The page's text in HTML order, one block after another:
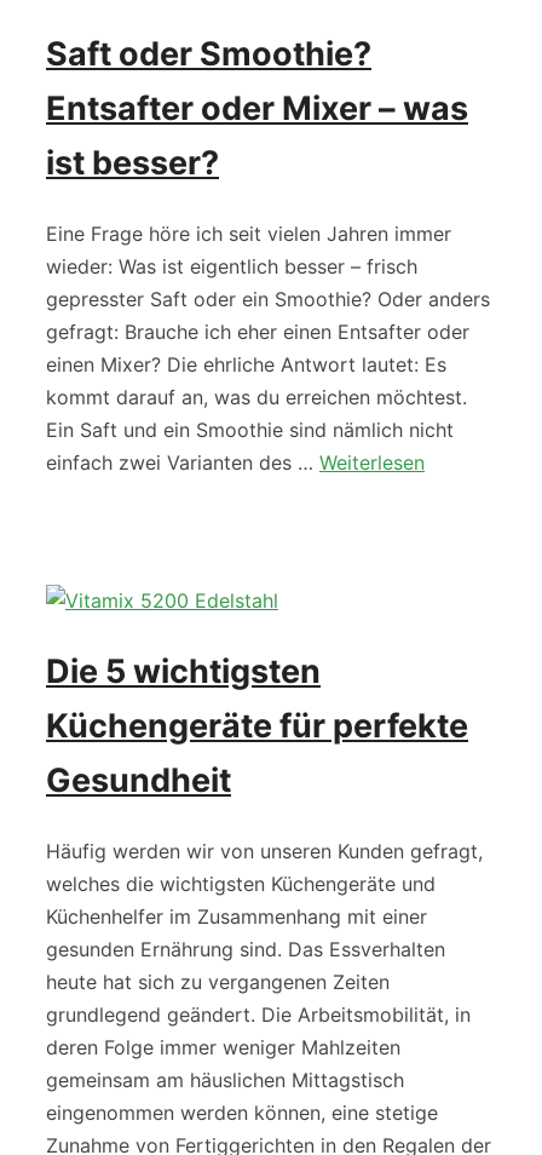
Saft oder Smoothie?
Entsafter oder Mixer – was
ist besser?
Eine Frage höre ich seit vielen Jahren immer
wieder: Was ist eigentlich besser – frisch
gepresster Saft oder ein Smoothie? Oder anders
gefragt: Brauche ich eher einen Entsafter oder
einen Mixer? Die ehrliche Antwort lautet: Es
kommt darauf an, was du erreichen möchtest.
Ein Saft und ein Smoothie sind nämlich nicht
einfach zwei Varianten des … Weiterlesen
Die 5 wichtigsten
Küchengeräte für perfekte
Gesundheit
Häufig werden wir von unseren Kunden gefragt,
welches die wichtigsten Küchengeräte und
Küchenhelfer im Zusammenhang mit einer
gesunden Ernährung sind. Das Essverhalten
heute hat sich zu vergangenen Zeiten
grundlegend geändert. Die Arbeitsmobilität, in
deren Folge immer weniger Mahlzeiten
gemeinsam am häuslichen Mittagstisch
eingenommen werden können, eine stetige
Zunahme von Fertiggerichten in den Regalen der